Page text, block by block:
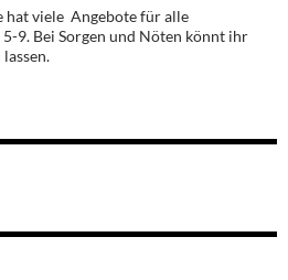
hat viele Angebote für alle
9. Bei Sorgen und Nöten könnt ihr